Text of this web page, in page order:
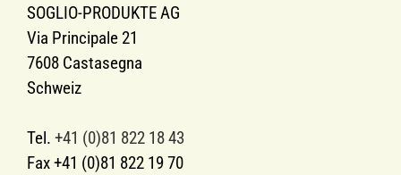
SOGLIO-PRODUKTE AG
Via Principale 21
7608 Castasegna
Schweiz
Tel. +41 (0)81 822 18 43
Fax +41 (0)81 822 19 70